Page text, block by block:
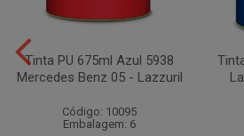
Tinta PU 675ml Azul 5938
Mercedes Benz 05 - Lazzuril
Código: 10095
Embalagem: 6